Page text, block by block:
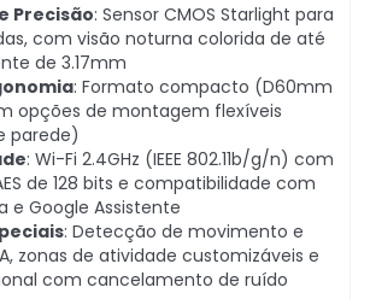
Precisão: Sensor CMOS Starlight para
com visão noturna colorida de até
de 3.17mm
: Formato compacto (D60mm
opções de montagem flexíveis
parede)
: Wi-Fi 2.4GHz (IEEE 802.11b/g/n) com
de 128 bits e compatibilidade com
e Google Assistente
: Detecção de movimento e
zonas de atividade customizáveis e
com cancelamento de ruído